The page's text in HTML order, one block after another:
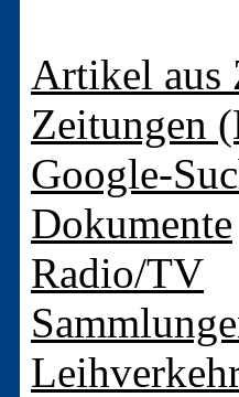
Artikel aus
Zeitungen
Google-
Dokumente
Radio/TV